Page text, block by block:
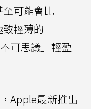
可能會比
輕薄的
可思議」輕盈
Apple最新推出